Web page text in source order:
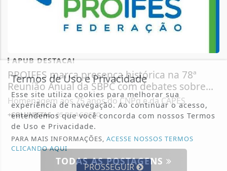
APUB DESTACA!
PROIFES marca presença histórica na 78ª
Reunião Anual da SBPC com debates sobre...
Homenagem aos 75 anos do CNPq e da CAPES
+COLUNISTAS- 05 DE AGOSTO
TODAS AS POSTAGENS
Termos de Uso e Privacidade
Esse site utiliza cookies para melhorar sua
experiência de navegação. Ao continuar o acesso,
entendemos que você concorda com nossos Termos
de Uso e Privacidade.
PARA MAIS INFORMAÇÕES,ACESSE NOSSOS TERMOS
CLICANDO AQUI
PROSSEGUIR